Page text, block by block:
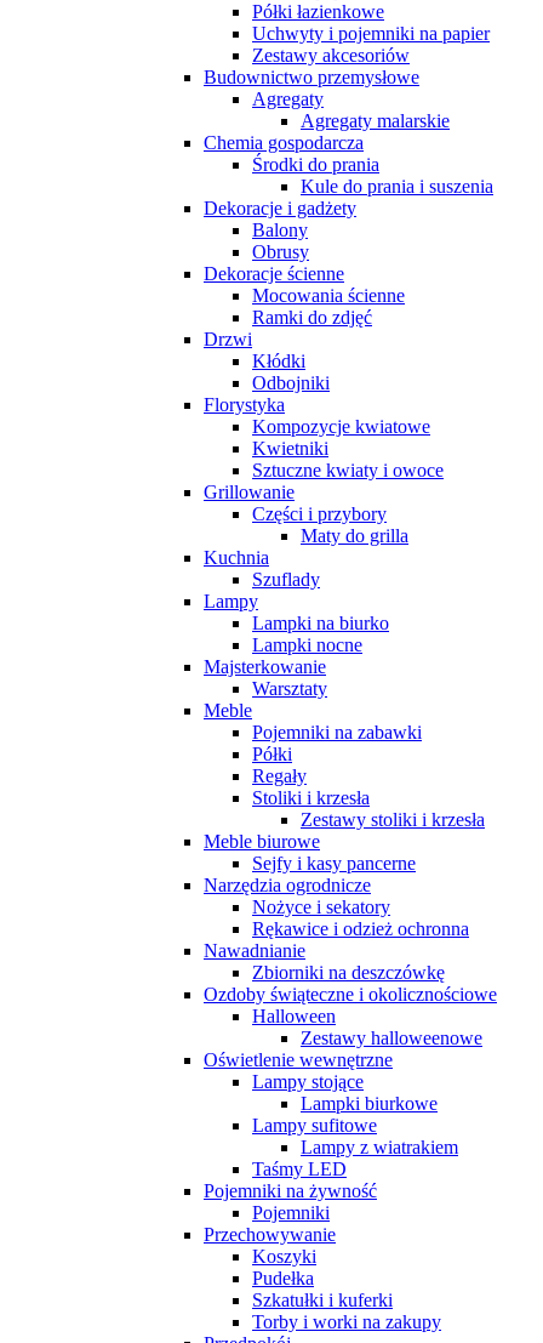
Półki łazienkowe
Uchwyty i pojemniki na papier
Zestawy akcesoriów
Budownictwo przemysłowe
Agregaty
Agregaty malarskie
Chemia gospodarcza
Środki do prania
Kule do prania i suszenia
Dekoracje i gadżety
Balony
Obrusy
Dekoracje ścienne
Mocowania ścienne
Ramki do zdjęć
Drzwi
Kłódki
Odbojniki
Florystyka
Kompozycje kwiatowe
Kwietniki
Sztuczne kwiaty i owoce
Grillowanie
Części i przybory
Maty do grilla
Kuchnia
Szuflady
Lampy
Lampki na biurko
Lampki nocne
Majsterkowanie
Warsztaty
Meble
Pojemniki na zabawki
Półki
Regały
Stoliki i krzesła
Zestawy stoliki i krzesła
Meble biurowe
Sejfy i kasy pancerne
Narzędzia ogrodnicze
Nożyce i sekatory
Rękawice i odzież ochronna
Nawadnianie
Zbiorniki na deszczówkę
Ozdoby świąteczne i okolicznościowe
Halloween
Zestawy halloweenowe
Oświetlenie wewnętrzne
Lampy stojące
Lampki biurkowe
Lampy sufitowe
Lampy z wiatrakiem
Taśmy LED
Pojemniki na żywność
Pojemniki
Przechowywanie
Koszyki
Pudełka
Szkatułki i kuferki
Torby i worki na zakupy